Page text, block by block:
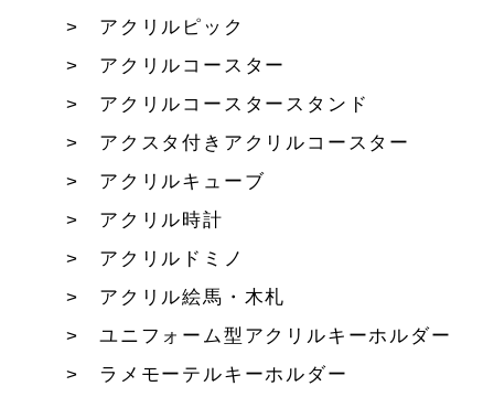
アクリルピック
アクリルコースター
アクリルコースタースタンド
アクスタ付きアクリルコースター
アクリルキューブ
アクリル時計
アクリルドミノ
アクリル絵馬・木札
ユニフォーム型アクリルキーホルダー
ラメモーテルキーホルダー